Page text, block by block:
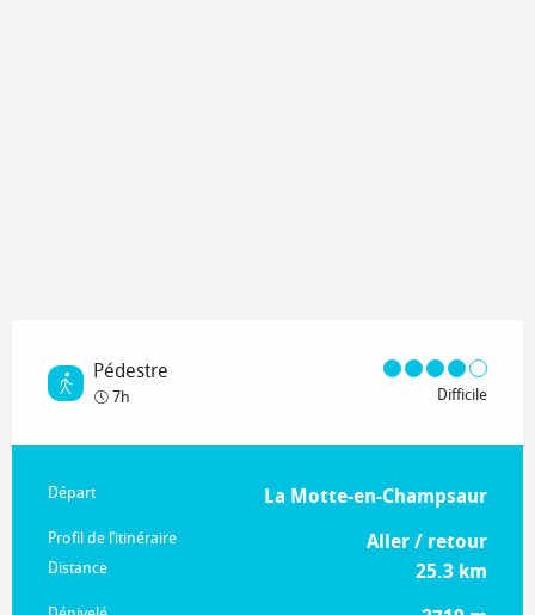
Pédestre
7h Difficile
Informations pratiques
Départ La Motte-en-Champsaur
Profil de l’itinéraire Aller / retour
Distance 25.3 km